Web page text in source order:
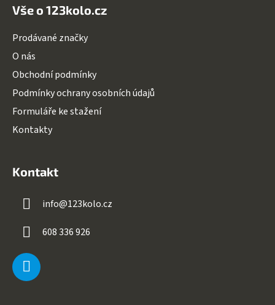
Vše o 123kolo.cz
Prodávané značky
O nás
Obchodní podmínky
Podmínky ochrany osobních údajů
Formuláře ke stažení
Kontakty
Kontakt
info@123kolo.cz
608 336 926